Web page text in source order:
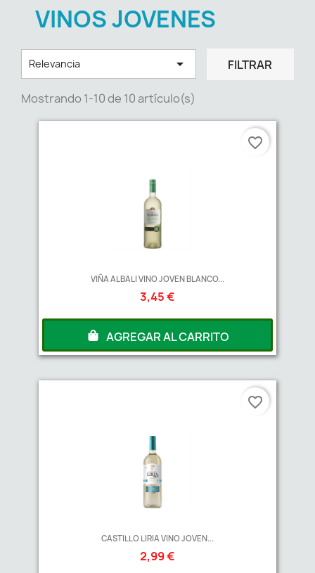
VINOS JOVENES
Relevancia  FILTRAR
Mostrando 1-10 de 10 artículo(s)
VIÑA ALBALI VINO JOVEN BLANCO...
3,45 €
AGREGAR AL CARRITO
favorite_border
CASTILLO LIRIA VINO JOVEN...
2,99 €
favorite_border